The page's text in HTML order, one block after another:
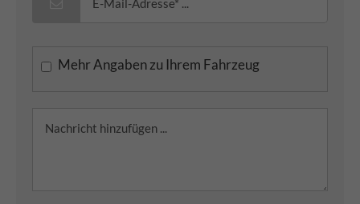
Mehr Angaben zu Ihrem Fahrzeug